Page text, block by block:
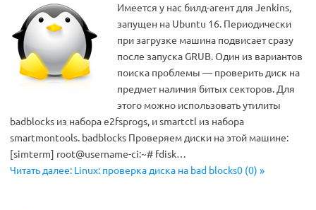
Имеется у нас билд-агент для Jenkins,
запущен на Ubuntu 16. Периодически
при загрузке машина подвисает сразу
после запуска GRUB. Один из вариантов
поиска проблемы — проверить диск на
предмет наличия битых секторов. Для
этого можно использовать утилиты
badblocks из набора e2fsprogs, и smartctl из набора
smartmontools. badblocks Проверяем диски на этой машине:
[simterm] root@username-ci:~# fdisk…
Читать далее: Linux: проверка диска на bad blocks0 (0) »